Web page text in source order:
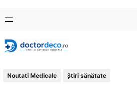
conținut
content
Noutati Medicale Ştiri sănătate